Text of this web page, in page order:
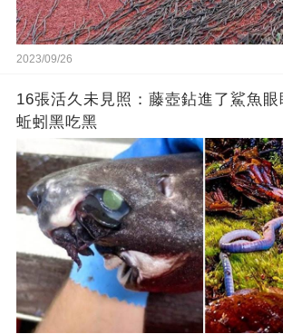
2023/09/26
16張活久未見照：藤壺鉆進了鯊魚
蚯蚓黑吃黑